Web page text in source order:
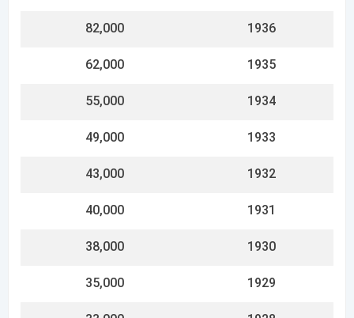
1927
30,000
1926
28,000
1925
25,000
چگونه مدل یا شماره مرجع ساعت رولکس خود را پیدا
اکنون، در ساعت 12 روی قاب بین شاخه های بالایی مخفی شده،
به هر ساعت یک شماره مدل 4 تا 6 رقمی حکاکی می کند یا
حداقل به آن اختصاص می دهد.